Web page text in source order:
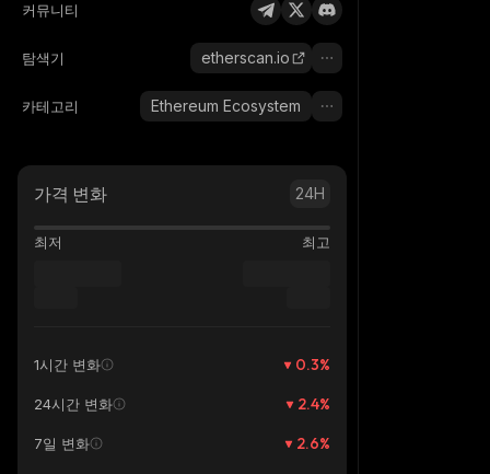
커뮤니티
탐색기 etherscan.io
카테고리 Ethereum Ecosystem
가격 변화 24H
최저 최고
1시간 변화 0.3%
24시간 변화 2.4%
7일 변화 2.6%